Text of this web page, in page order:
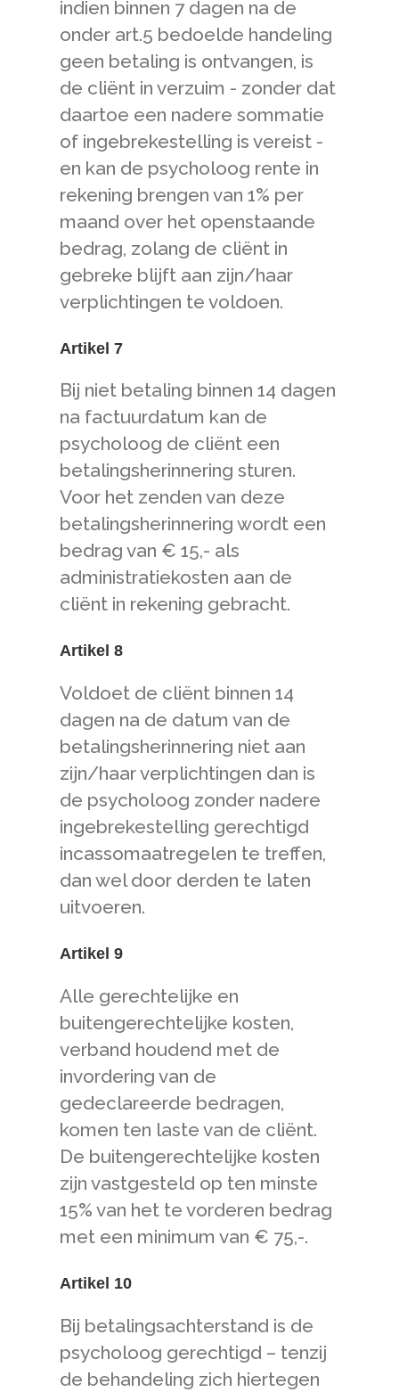
indien binnen 7 dagen na de
onder art.5 bedoelde handeling
geen betaling is ontvangen, is
de cliënt in verzuim - zonder dat
daartoe een nadere sommatie
of ingebrekestelling is vereist -
en kan de psycholoog rente in
rekening brengen van 1% per
maand over het openstaande
bedrag, zolang de cliënt in
gebreke blijft aan zijn/haar
verplichtingen te voldoen.
Artikel 7
Bij niet betaling binnen 14 dagen
na factuurdatum kan de
psycholoog de cliënt een
betalingsherinnering sturen.
Voor het zenden van deze
betalingsherinnering wordt een
bedrag van € 15,- als
administratiekosten aan de
cliënt in rekening gebracht.
Artikel 8
Voldoet de cliënt binnen 14
dagen na de datum van de
betalingsherinnering niet aan
zijn/haar verplichtingen dan is
de psycholoog zonder nadere
ingebrekestelling gerechtigd
incassomaatregelen te treffen,
dan wel door derden te laten
uitvoeren.
Artikel 9
Alle gerechtelijke en
buitengerechtelijke kosten,
verband houdend met de
invordering van de
gedeclareerde bedragen,
komen ten laste van de cliënt.
De buitengerechtelijke kosten
zijn vastgesteld op ten minste
15% van het te vorderen bedrag
met een minimum van € 75,-.
Artikel 10
Bij betalingsachterstand is de
psycholoog gerechtigd – tenzij
de behandeling zich hiertegen